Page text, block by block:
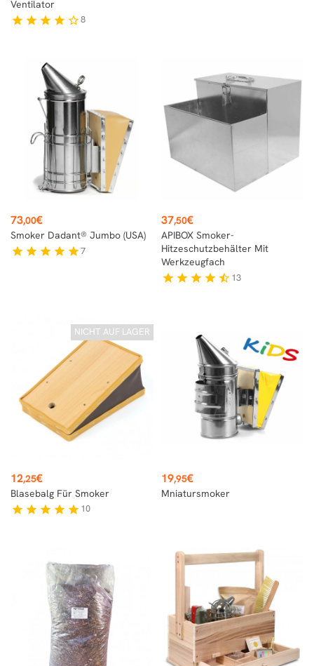
Ventilator
star star star star star_border8
Preis
73,00€
Smoker Dadant® Jumbo (USA)
star star star star star7
Preis
37,50€
APIBOX Smoker-
Hitzeschutzbehälter Mit
Werkzeugfach
star star star star star_half 13
NICHT AUF LAGER
Preis
12,25€
Blasebalg Für Smoker
star star star star star 10
Preis
19,95€
Mniatursmoker